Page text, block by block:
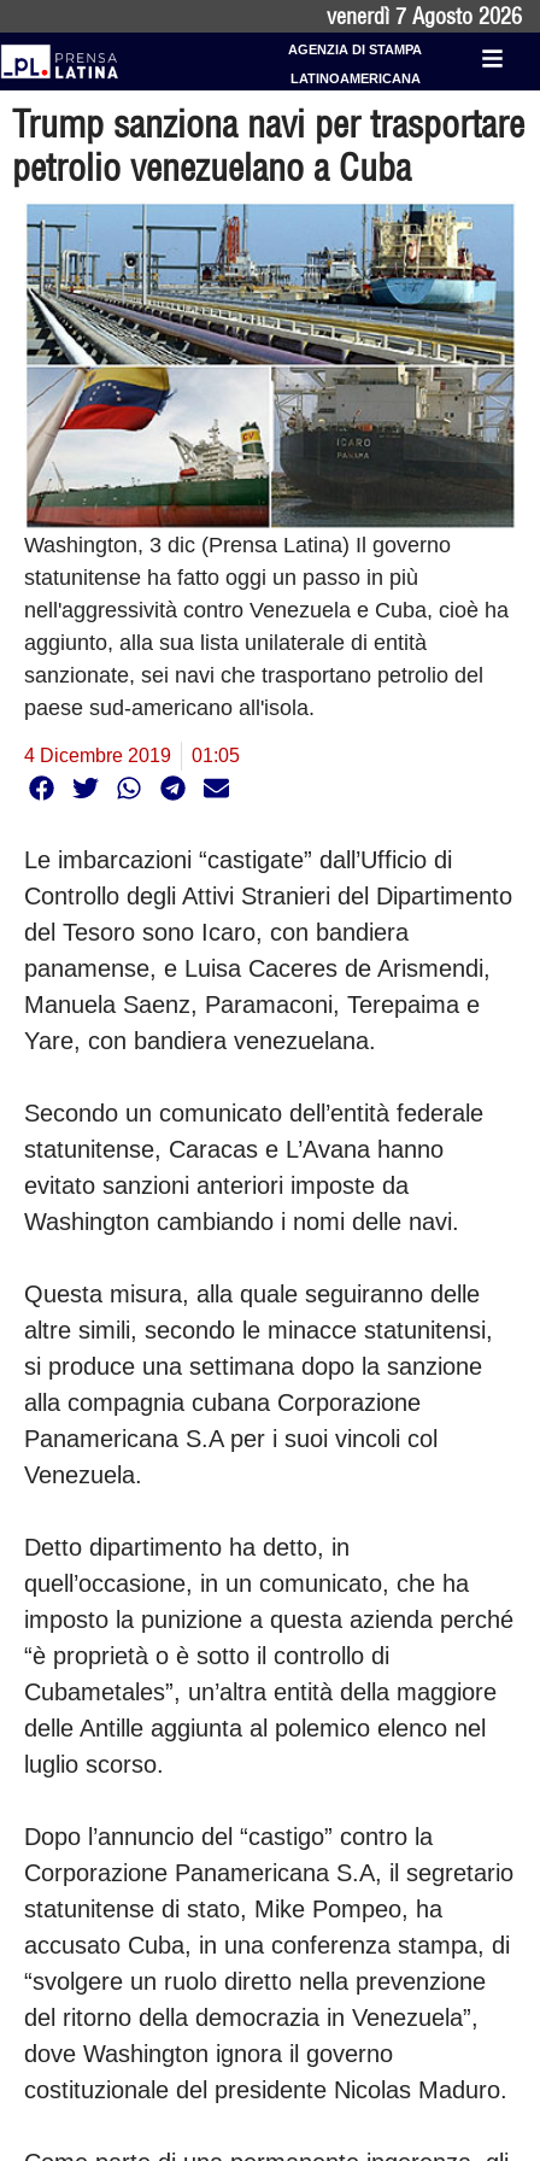
venerdì 7 Agosto 2026
AGENZIA DI STAMPA
LATINOAMERICANA
Trump sanziona navi per trasportare
petrolio venezuelano a Cuba
Washington, 3 dic (Prensa Latina) Il governo
statunitense ha fatto oggi un passo in più
nell'aggressività contro Venezuela e Cuba, cioè ha
aggiunto, alla sua lista unilaterale di entità
sanzionate, sei navi che trasportano petrolio del
paese sud-americano all'isola.
4 Dicembre 2019 01:05
Le imbarcazioni “castigate” dall’Ufficio di
Controllo degli Attivi Stranieri del Dipartimento
del Tesoro sono Icaro, con bandiera
panamense, e Luisa Caceres de Arismendi,
Manuela Saenz, Paramaconi, Terepaima e
Yare, con bandiera venezuelana.
Secondo un comunicato dell’entità federale
statunitense, Caracas e L’Avana hanno
evitato sanzioni anteriori imposte da
Washington cambiando i nomi delle navi.
Questa misura, alla quale seguiranno delle
altre simili, secondo le minacce statunitensi,
si produce una settimana dopo la sanzione
alla compagnia cubana Corporazione
Panamericana S.A per i suoi vincoli col
Venezuela.
Detto dipartimento ha detto, in
quell’occasione, in un comunicato, che ha
imposto la punizione a questa azienda perché
“è proprietà o è sotto il controllo di
Cubametales”, un’altra entità della maggiore
delle Antille aggiunta al polemico elenco nel
luglio scorso.
Dopo l’annuncio del “castigo” contro la
Corporazione Panamericana S.A, il segretario
statunitense di stato, Mike Pompeo, ha
accusato Cuba, in una conferenza stampa, di
“svolgere un ruolo diretto nella prevenzione
del ritorno della democrazia in Venezuela”,
dove Washington ignora il governo
costituzionale del presidente Nicolas Maduro.